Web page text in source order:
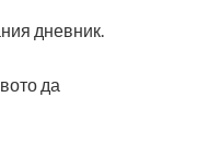
дневник.
да